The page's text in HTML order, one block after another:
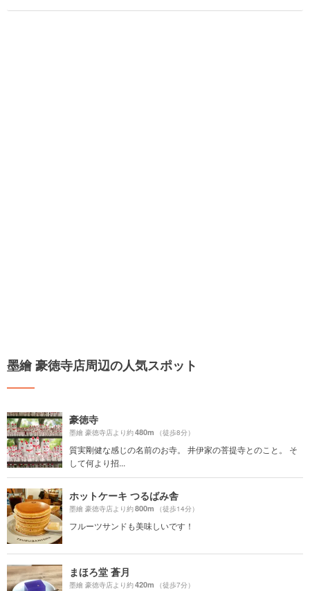
墨繪 豪徳寺店周辺の人気スポット
豪徳寺
墨繪 豪徳寺店より約480m （徒歩8分）
質実剛健な感じの名前のお寺。 井伊家の菩提寺とのこと。 そ
して何より招...
ホットケーキ つるばみ舎
墨繪 豪徳寺店より約800m （徒歩14分）
フルーツサンドも美味しいです！
まほろ堂 蒼月
墨繪 豪徳寺店より約420m （徒歩7分）